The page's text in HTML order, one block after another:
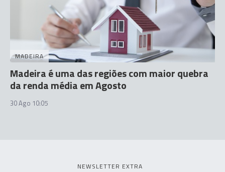
MADEIRA
Madeira é uma das regiões com maior quebra
da renda média em Agosto
30 Ago 10:05
NEWSLETTER EXTRA